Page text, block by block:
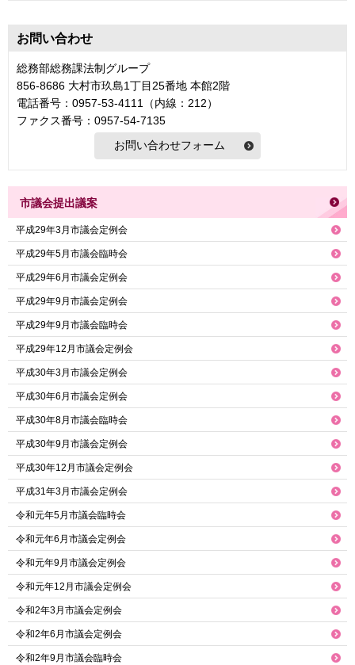
お問い合わせ
総務部総務課法制グループ
856-8686 大村市玖島1丁目25番地 本館2階
電話番号：0957-53-4111（内線：212）
ファクス番号：0957-54-7135
市議会提出議案
平成29年3月市議会定例会
平成29年5月市議会臨時会
平成29年6月市議会定例会
平成29年9月市議会定例会
平成29年9月市議会臨時会
平成29年12月市議会定例会
平成30年3月市議会定例会
平成30年6月市議会定例会
平成30年8月市議会臨時会
平成30年9月市議会定例会
平成30年12月市議会定例会
平成31年3月市議会定例会
令和元年5月市議会臨時会
令和元年6月市議会定例会
令和元年9月市議会定例会
令和元年12月市議会定例会
令和2年3月市議会定例会
令和2年6月市議会定例会
令和2年9月市議会臨時会